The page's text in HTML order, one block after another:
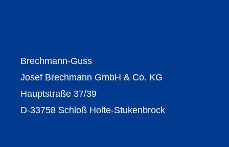
Brechmann-Guss
Josef Brechmann GmbH & Co. KG
Hauptstraße 37/39
D-33758 Schloß Holte-Stukenbrock